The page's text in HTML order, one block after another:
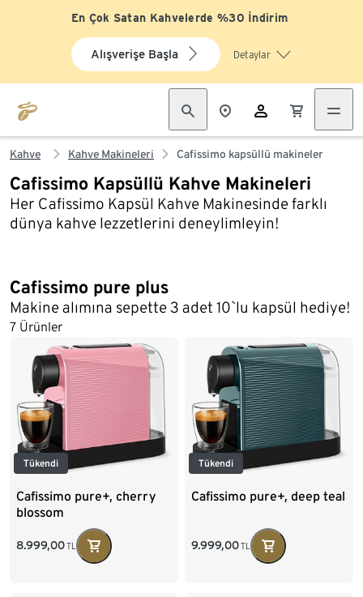
En Çok Satan Kahvelerde %30 İndirim
Alışverişe Başla Detaylar
Kahve Kahve Makineleri Cafissimo kapsüllü makineler
Cafissimo Kapsüllü Kahve Makineleri
Her Cafissimo Kapsül Kahve Makinesinde farklı
dünya kahve lezzetlerini deneylimleyin!
Cafissimo pure plus
Makine alımına sepette 3 adet 10`lu kapsül hediye!
7 Ürünler
Tükendi
Cafissimo pure+, cherry
blossom
8.999,00TL
Tükendi
Cafissimo pure+, deep teal
9.999,00TL